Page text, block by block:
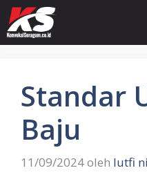
Langsung
ke
isi
Standar
Baju
11/09/2024oleh lutfi